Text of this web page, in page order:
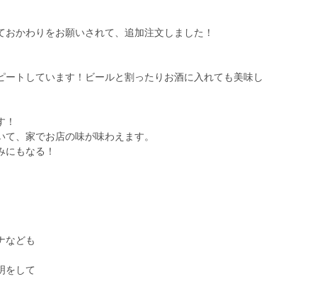
かわりをお願いされて、追加注文しました！
トしています！ビールと割ったりお酒に入れても美味し
、家でお店の味が味わえます。
もなる！
ども
して